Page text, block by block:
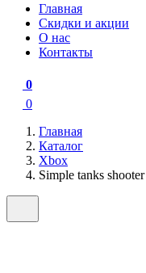
Главная
Скидки и акции
О нас
Контакты
0
0
Главная
Каталог
Xbox
Simple tanks shooter